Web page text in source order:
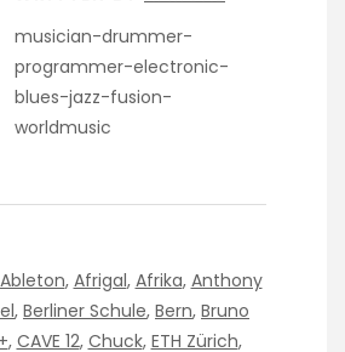
musician-drummer-
programmer-electronic-
blues-jazz-fusion-
worldmusic
Ableton, Afrigal, Afrika, Anthony
, Berliner Schule, Bern, Bruno
, CAVE 12, Chuck, ETH Zürich,